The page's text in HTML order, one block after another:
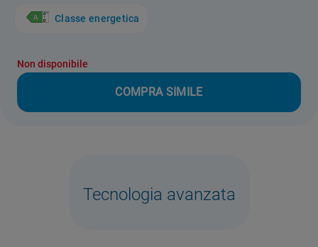
Classe energetica
Non disponibile
COMPRA SIMILE
Tecnologia avanzata